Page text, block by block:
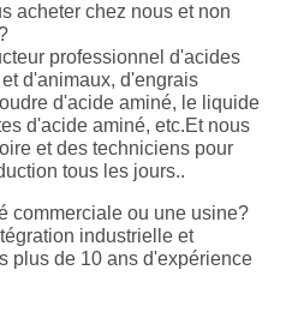
acheter chez nous et non
professionnel d'acides
d'animaux, d'engrais
d'acide aminé, le liquide
d'acide aminé, etc.Et nous
et des techniciens pour
tous les jours..
commerciale ou une usine?
industrielle et
plus de 10 ans d'expérience